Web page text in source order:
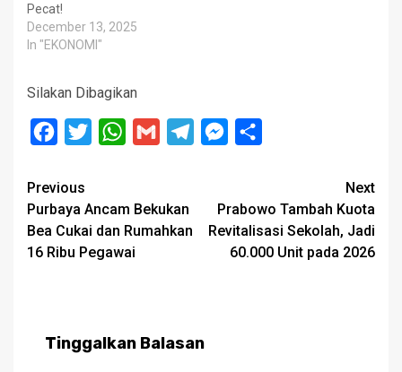
Pecat!
December 13, 2025
In "EKONOMI"
Silakan Dibagikan
Facebook
Twitter WhatsApp
Gmail TelegramMessenger
Post
navigation
Previous
Purbaya Ancam Bekukan
Bea Cukai dan Rumahkan
16 Ribu Pegawai
Next
Prabowo Tambah Kuota
Revitalisasi Sekolah, Jadi
60.000 Unit pada 2026
Tinggalkan Balasan